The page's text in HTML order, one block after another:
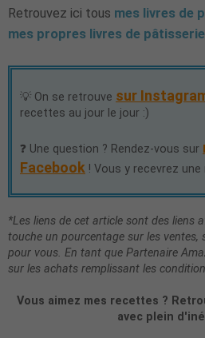
Retrouvez ici tous mes livres de
mes propres livres de pâtisserie
💡 On se retrouve sur
recettes au jour le jour :)
❓ Une question ? Rendez-vous sur
Facebook ! Vous y recevrez une
*Les liens de cet article sont des liens
touche un pourcentage sur les ventes,
pour vous. En tant que Partenaire
sur les achats remplissant les
Vous aimez mes recettes ?
avec plein